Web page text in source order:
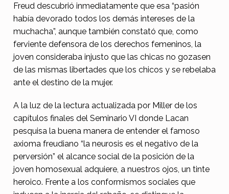
o
v
e
n
h
m
o
s
e
x
Freud descubrió inmediatamente que esa “pasión
había devorado todos los demás intereses de la
muchacha”, aunque también constató que, como
ferviente defensora de los derechos femeninos, la
joven consideraba injusto que las chicas no gozasen
de las mismas libertades que los chicos y se rebelaba
ante el destino de la mujer.
A la luz de la lectura actualizada por Miller de los
capítulos finales del Seminario VI donde Lacan
pesquisa la buena manera de entender el famoso
axioma freudiano “la neurosis es el negativo de la
perversión” el alcance social de la posición de la
joven homosexual adquiere, a nuestros ojos, un tinte
heroico. Frente a los conformismos sociales que